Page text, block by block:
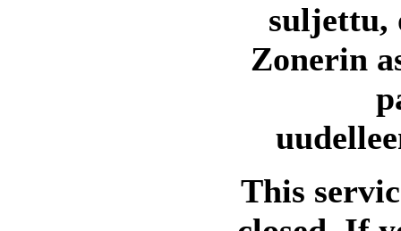
suljettu,
Zonerin
This